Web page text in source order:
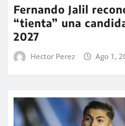
Fernando Jalil
“tienta” una
2027
Hector Perez Ago 1,